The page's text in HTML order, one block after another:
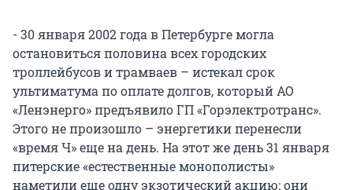
- 30 января 2002 года в Петербурге могла
остановиться половина всех городских
троллейбусов и трамваев – истекал срок
ультиматума по оплате долгов, который АО
«Ленэнерго» предъявило ГП «Горэлектротранс».
Этого не произошло – энергетики перенесли
«время Ч» еще на день. На этот же день 31 января
питерские «естественные монополисты»
наметили еще одну экзотический акцию: они